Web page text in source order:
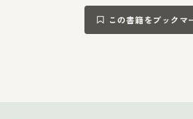
この書籍をブックマ